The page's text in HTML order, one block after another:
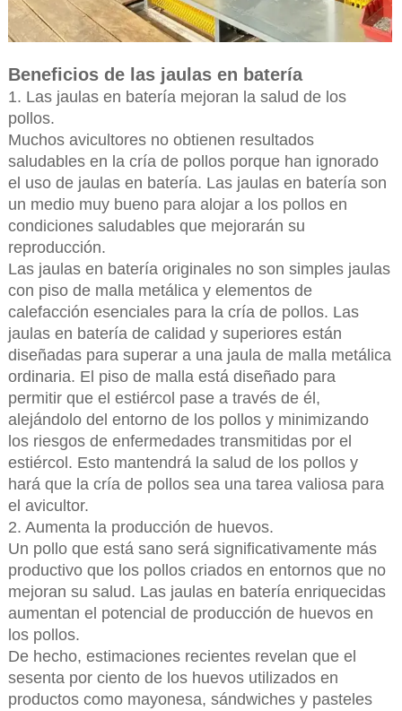
Beneficios de las jaulas en batería
1. Las jaulas en batería mejoran la salud de los
pollos.
Muchos avicultores no obtienen resultados
saludables en la cría de pollos porque han ignorado
el uso de jaulas en batería. Las jaulas en batería son
un medio muy bueno para alojar a los pollos en
condiciones saludables que mejorarán su
reproducción.
Las jaulas en batería originales no son simples jaulas
con piso de malla metálica y elementos de
calefacción esenciales para la cría de pollos. Las
jaulas en batería de calidad y superiores están
diseñadas para superar a una jaula de malla metálica
ordinaria. El piso de malla está diseñado para
permitir que el estiércol pase a través de él,
alejándolo del entorno de los pollos y minimizando
los riesgos de enfermedades transmitidas por el
estiércol. Esto mantendrá la salud de los pollos y
hará que la cría de pollos sea una tarea valiosa para
el avicultor.
2. Aumenta la producción de huevos.
Un pollo que está sano será significativamente más
productivo que los pollos criados en entornos que no
mejoran su salud. Las jaulas en batería enriquecidas
aumentan el potencial de producción de huevos en
los pollos.
De hecho, estimaciones recientes revelan que el
sesenta por ciento de los huevos utilizados en
productos como mayonesa, sándwiches y pasteles